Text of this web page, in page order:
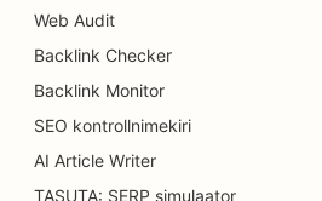
SEO Burgeri veoautodele
SEO Koogipoodide jaoks
SEO põletuskirurgidele
Web Audit
Backlink Checker
Backlink Monitor
SEO kontrollnimekiri
AI Article Writer
TASUTA: SERP simulaator